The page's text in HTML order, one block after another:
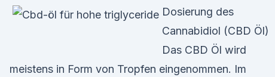
Dosierung des
Cannabidiol (CBD Öl)
Das CBD Öl wird
meistens in Form von Tropfen eingenommen. Im